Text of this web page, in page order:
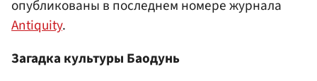
опубликованы в последнем номере журнала
Antiquity.
Загадка культуры Баодунь